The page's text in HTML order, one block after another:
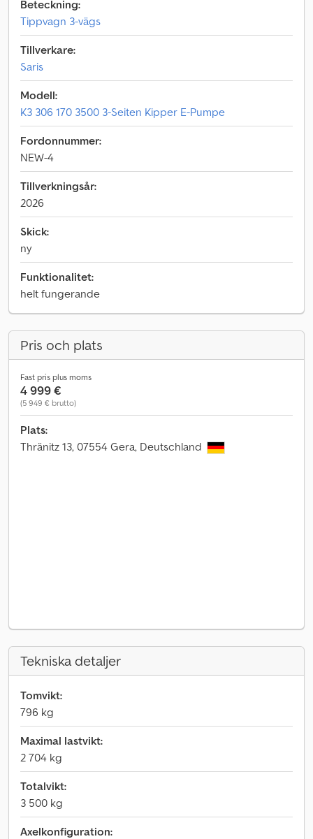
Beteckning:
Tippvagn 3-vägs
Tillverkare:
Saris
Modell:
K3 306 170 3500 3-Seiten Kipper E-Pumpe
Fordonnummer:
NEW-4
Tillverkningsår:
2026
Skick:
ny
Funktionalitet:
helt fungerande
Pris och plats
Fast pris plus moms
4 999 €
(5 949 € brutto)
Plats:
Thränitz 13, 07554 Gera, Deutschland
Tekniska detaljer
Tomvikt:
796 kg
Maximal lastvikt:
2 704 kg
Totalvikt:
3 500 kg
Axelkonfiguration: